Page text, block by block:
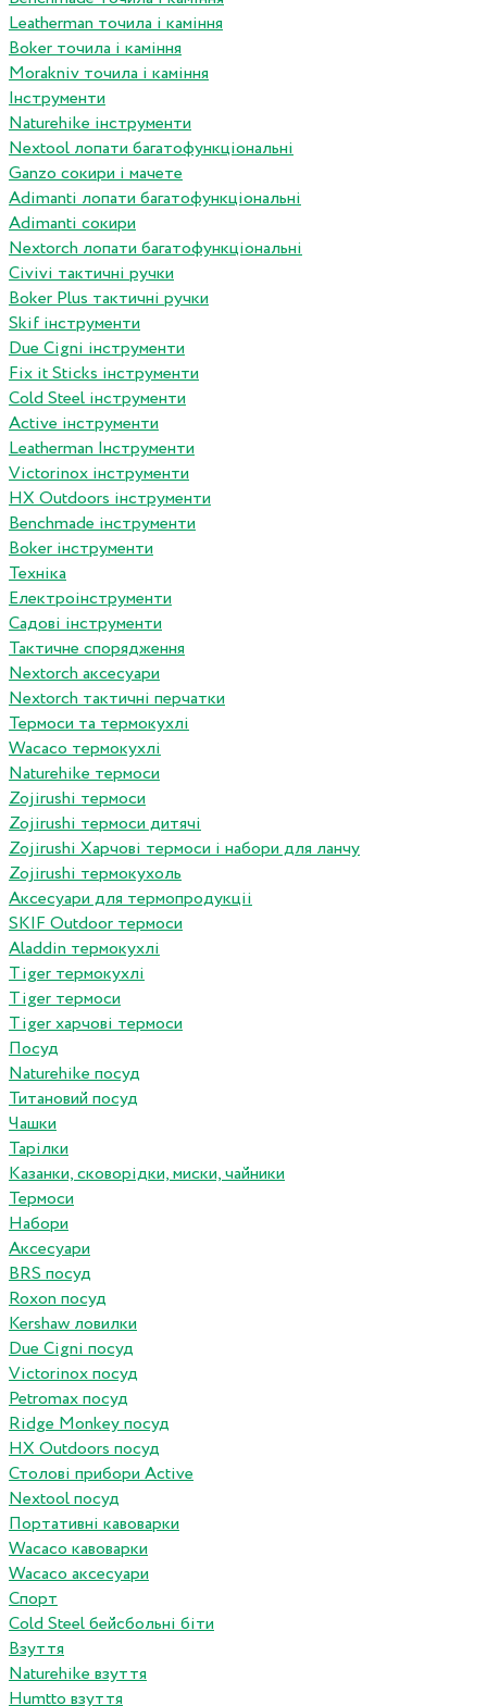
Leatherman точила і каміння
Boker точила і каміння
Morakniv точила і каміння
Інструменти
Naturehike інструменти
Nextool лопати багатофункціональні
Ganzo сокири і мачете
Adimanti лопати багатофункціональні
Adimanti сокири
Nextorch лопати багатофункціональні
Сivivi тактичні ручки
Boker Plus тактичні ручки
Skif інструменти
Due Cigni інструменти
Fix it Sticks інструменти
Сold Steel інструменти
Active інструменти
Leatherman Інструменти
Victorinox інструменти
HX Outdoors інструменти
Benchmade інструменти
Boker інструменти
Техніка
Електроінструменти
Садові інструменти
Тактичне спорядження
Nextorch аксесуари
Nextorch тактичні перчатки
Термоси та термокухлі
Wacaco термокухлі
Naturehike термоси
Zojirushi термоси
Zojirushi термоси дитячі
Zojirushi Харчові термоси і набори для ланчу
Zojirushi термокухоль
Аксесуари для термопродукціі
SKIF Outdoor термоси
Aladdin термокухлі
Tiger термокухлі
Tiger термоси
Tiger харчові термоси
Посуд
Naturehike посуд
Титановий посуд
Чашки
Тарілки
Казанки, сковорідки, миски, чайники
Термоси
Набори
Аксесуари
BRS посуд
Roxon посуд
Kershaw ловилки
Due Cigni посуд
Victorinox посуд
Petromax посуд
Ridge Monkey посуд
HX Outdoors посуд
Столові прибори Active
Nextool посуд
Портативні кавоварки
Wacaco кавоварки
Wacaco аксесуари
Спорт
Cold Steel бейсбольні біти
Взуття
Naturehike взуття
Humtto взуття